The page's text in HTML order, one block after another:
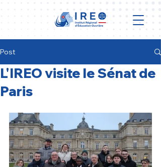
Post
L'IREO visite le Sénat de
Paris